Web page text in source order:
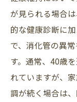
健康な
検査結
が見られる場合
的な健康診断に
で、消化管の異
す。通常、40歳
れていますが、
調が続く場合は